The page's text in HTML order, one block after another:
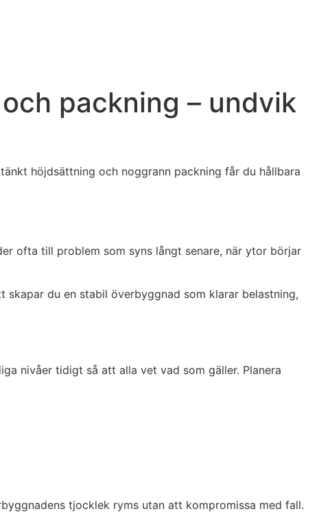
packning – undvik
höjdsättning och noggrann packning får du hållbara
ofta till problem som syns långt senare, när ytor börjar
du en stabil överbyggnad som klarar belastning,
nivåer tidigt så att alla vet vad som gäller. Planera
tjocklek ryms utan att kompromissa med fall.